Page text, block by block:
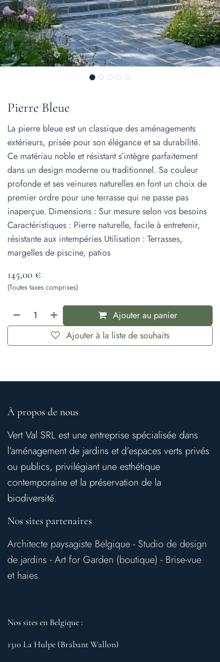
Pierre Bleue
La pierre bleue est un classique des aménagements
extérieurs, prisée pour son élégance et sa durabilité.
Ce matériau noble et résistant s’intègre parfaitement
dans un design moderne ou traditionnel. Sa couleur
profonde et ses veinures naturelles en font un choix de
premier ordre pour une terrasse qui ne passe pas
inaperçue. Dimensions : Sur mesure selon vos besoins
Caractéristiques : Pierre naturelle, facile à entretenir,
résistante aux intempéries Utilisation : Terrasses,
margelles de piscine, patios
145,00 €
(Toutes taxes comprises)
Ajouter au panier
Ajouter à la liste de souhaits
À propos de nous
Vert Val SRL est une entreprise spécialisée dans
l’aménagement de jardins et d’espaces verts privés
ou publics, privilégiant une esthétique
contemporaine et la préservation de la
biodiversité.
Nos sites partenaires
Architecte paysagiste Belgique - Studio de design
de jardins - Art for Garden (boutique) - Brise-vue
et haies
Nos sites en Belgique :
1310 La Hulpe (Brabant Wallon)